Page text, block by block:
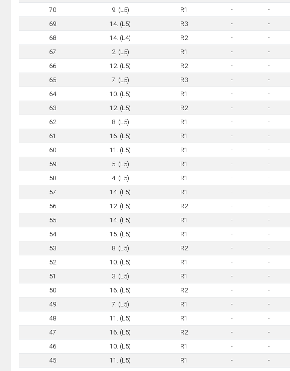
70
9. (L5) R1 - -
69
14. (L5) R3 - -
68
14. (L4) R2 - -
67
2. (L5) R1 - -
66
12. (L5) R2 - -
65
7. (L5) R3 - -
64
10. (L5) R1 - -
63
12. (L5) R2 - -
62
8. (L5) R1 - -
61
16. (L5) R1 - -
60
11. (L5) R1 - -
59
5. (L5) R1 - -
58
4. (L5) R1 - -
57
14. (L5) R1 - -
56
12. (L5) R2 - -
55
14. (L5) R1 - -
54
15. (L5) R1 - -
53
8. (L5) R2 - -
52
10. (L5) R1 - -
51
3. (L5) R1 - -
50
16. (L5) R2 - -
49
7. (L5) R1 - -
48
11. (L5) R1 - -
47
16. (L5) R2 - -
46
10. (L5) R1 - -
45
11. (L5) R1 - -